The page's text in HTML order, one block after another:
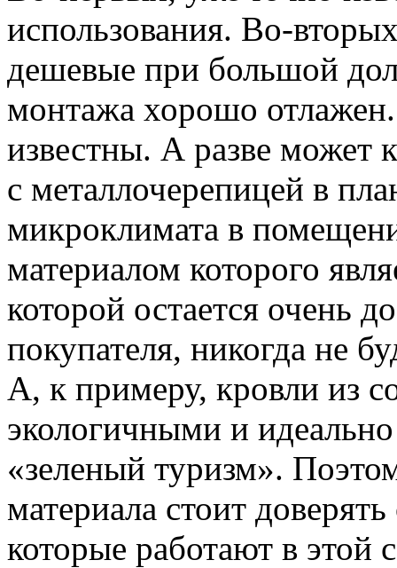
использования. Во-
дешевые при большой
монтажа хорошо
известны. А разве может
с металлочерепицей в
микроклимата в
материалом которого
которой остается очень
покупателя, никогда не
А, к примеру, кровли из
экологичными и
«зеленый туризм».
материала стоит
которые работают в этой